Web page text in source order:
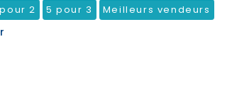
2 5 pour 3 Meilleurs vendeurs